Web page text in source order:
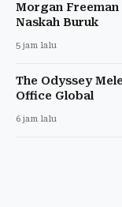
Morgan Freeman
Naskah Buruk
5 jam lalu
The Odyssey
Office Global
6 jam lalu